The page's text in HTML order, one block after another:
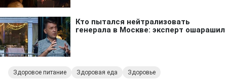
Здоровое питание Здоровая еда Здоровье